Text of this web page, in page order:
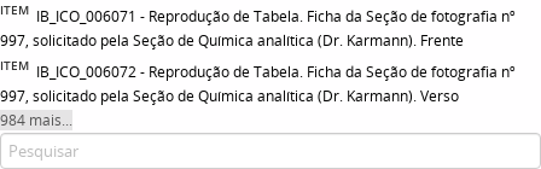
ITEM IB_ICO_006071 - Reprodução de Tabela. Ficha da Seção de fotografia nº
997, solicitado pela Seção de Química analítica (Dr. Karmann). Frente
ITEM IB_ICO_006072 - Reprodução de Tabela. Ficha da Seção de fotografia nº
997, solicitado pela Seção de Química analítica (Dr. Karmann). Verso
984 mais...